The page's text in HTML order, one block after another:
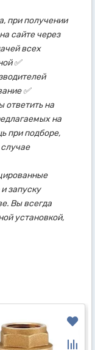
при получении
сайте через
всех
✅
✅
ответить на
на
при подборе,
запуску
Вы всегда
установкой,